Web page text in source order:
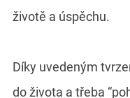
životě a úspěchu.
Díky uvedeným
do života a třeba